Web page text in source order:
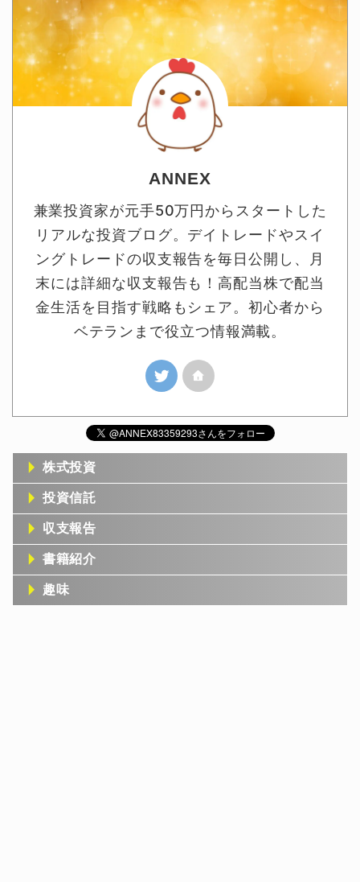
ANNEX
兼業投資家が元手50万円からスタートした
リアルな投資ブログ。デイトレードやスイ
ングトレードの収支報告を毎日公開し、月
末には詳細な収支報告も！高配当株で配当
金生活を目指す戦略もシェア。初心者から
ベテランまで役立つ情報満載。
株式投資
投資信託
収支報告
書籍紹介
趣味